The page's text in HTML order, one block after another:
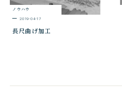
ノウハウ
2019-04-17
長尺曲げ加工